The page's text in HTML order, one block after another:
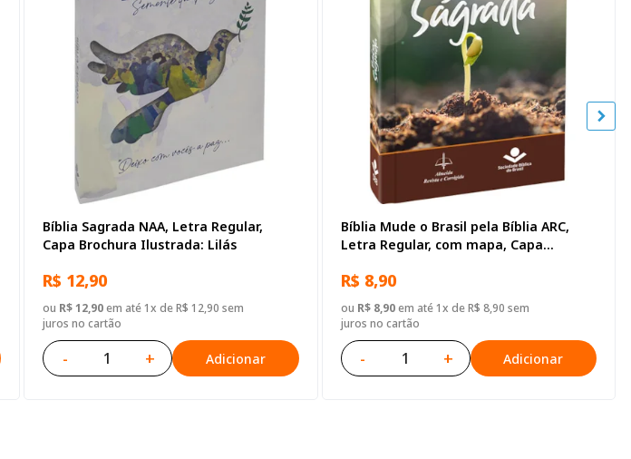
Bíblia Sagrada NAA, Letra Regular,
Capa Brochura Ilustrada: Lilás
R$ 12,90
ou R$ 12,90em até 1x de R$ 12,90 sem
juros no cartão
- + Adicionar
Bíblia Mude o Brasil pela Bíblia ARC,
Letra Regular, com mapa, Capa
R$ 8,90
ou R$ 8,90em até 1x de R$ 8,90 sem
juros no cartão
- + Adicionar